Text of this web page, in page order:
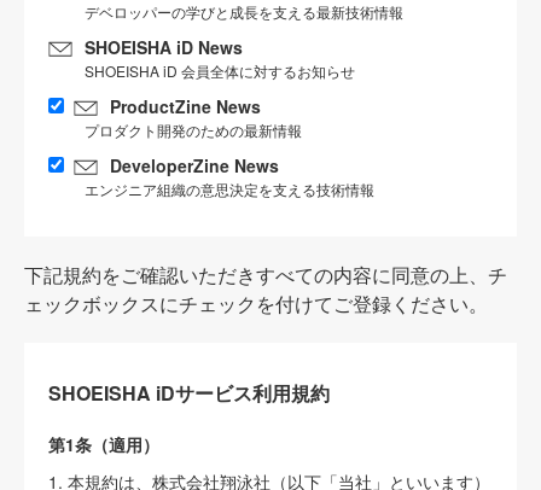
デベロッパーの学びと成長を支える最新技術情報
SHOEISHA iD News
SHOEISHA iD 会員全体に対するお知らせ
ProductZine News
プロダクト開発のための最新情報
DeveloperZine News
エンジニア組織の意思決定を支える技術情報
下記規約をご確認いただきすべての内容に同意の上、チ
ェックボックスにチェックを付けてご登録ください。
SHOEISHA iDサービス利用規約
第1条（適用）
1. 本規約は、株式会社翔泳社（以下「当社」といいます）